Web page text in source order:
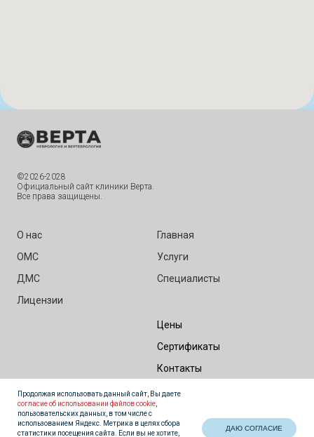
Продолжая использовать данный сайт, Вы даете
согласие об использовании файлов cookie
пользовательских данных, в том числе с
использованием Яндекс. Метрика в целях сбора
статистики посещения сайта. Если вы не хотите,
ДАЮ СОГЛАСИЕ
©2026-2028
Официальный сайт клиники Верта.
Все права защищены.
О нас
ОМС
ДМС
Лицензии
Главная
Услуги
Специалисты
Цены
Сертификаты
Контакты
Правовые документы